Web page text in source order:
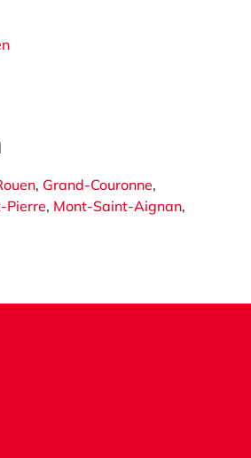
, Grand-Couronne,
Pierre, Mont-Saint-Aignan,